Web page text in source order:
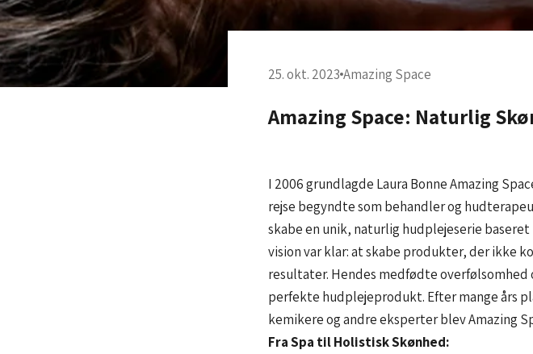
25. okt. 2023 Amazing Space
Amazing Space: Naturlig
I 2006 grundlagde Laura Bonne Amazing
rejse begyndte som behandler og
skabe en unik, naturlig hudplejeserie
vision var klar: at skabe produkter, der
resultater. Hendes medfødte
perfekte hudplejeprodukt. Efter mange års
kemikere og andre eksperter blev Amazing
Fra Spa til Holistisk Skønhed: